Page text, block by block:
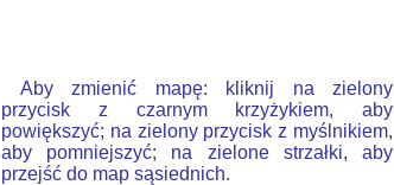
Aby zmienić mapę: kliknij na zielony
przycisk z czarnym krzyżykiem, aby
powiększyć; na zielony przycisk z myślnikiem,
aby pomniejszyć; na zielone strzałki, aby
przejść do map sąsiednich.